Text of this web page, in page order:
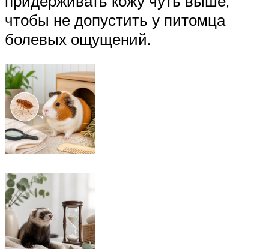
чтобы не допустить у питомца
болевых ощущений.